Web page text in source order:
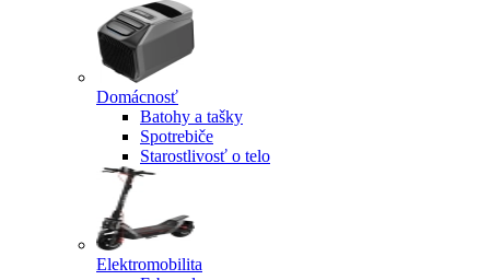
Domácnosť
Batohy a tašky
Spotrebiče
Starostlivosť o telo
Elektromobilita